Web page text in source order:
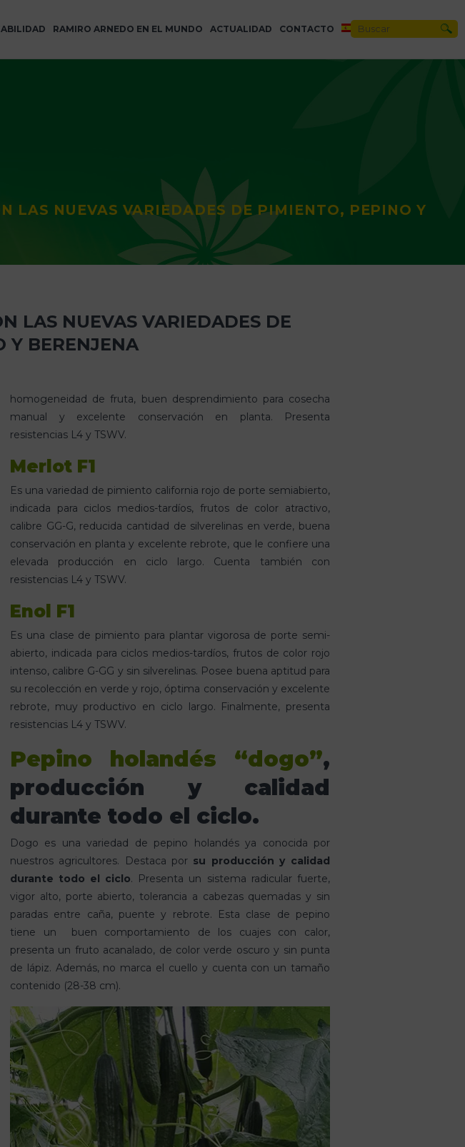
RAMIRO ARNEDO EN EL MUNDO ACTUALIDAD CONTACTO
LAS NUEVAS VARIEDADES DE PIMIENTO, PEPINO Y
LAS NUEVAS VARIEDADES DE
Y BERENJENA
homogeneidad de fruta, buen desprendimiento para cosecha
manual y excelente conservación en planta. Presenta
resistencias L4 y TSWV.
Merlot F1
Es una variedad de pimiento california rojo de porte semiabierto,
indicada para ciclos medios-tardíos, frutos de color atractivo,
calibre GG-G, reducida cantidad de silverelinas en verde, buena
conservación en planta y excelente rebrote, que le confiere una
elevada producción en ciclo largo. Cuenta también con
resistencias L4 y TSWV.
Enol F1
Es una clase de pimiento para plantar vigorosa de porte semi-
abierto, indicada para ciclos medios-tardíos, frutos de color rojo
intenso, calibre G-GG y sin silverelinas. Posee buena aptitud para
su recolección en verde y rojo, óptima conservación y excelente
rebrote, muy productivo en ciclo largo. Finalmente, presenta
resistencias L4 y TSWV.
Pepino holandés “dogo”,
producción y calidad
durante todo el ciclo.
Dogo es una variedad de pepino holandés ya conocida por
nuestros agricultores. Destaca por su producción y calidad
durante todo el ciclo. Presenta un sistema radicular fuerte,
vigor alto, porte abierto, tolerancia a cabezas quemadas y sin
paradas entre caña, puente y rebrote. Esta clase de pepino
tiene un buen comportamiento de los cuajes con calor,
presenta un fruto acanalado, de color verde oscuro y sin punta
de lápiz. Además, no marca el cuello y cuenta con un tamaño
contenido (28-38 cm).